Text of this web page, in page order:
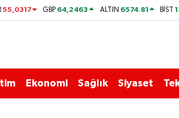
55,0317 GBP 64,2463 ALTIN 6574.81 BİST
Ekonomi Sağlık Siyaset